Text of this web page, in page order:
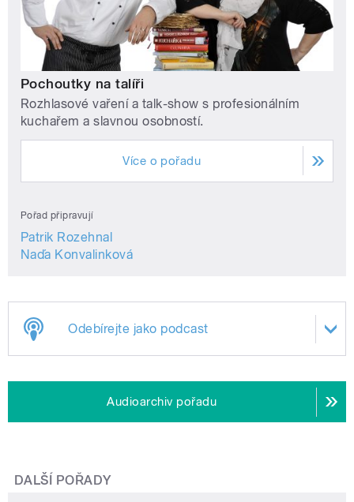
Pochoutky na talíři
Rozhlasové vaření a talk-show s profesionálním
kuchařem a slavnou osobností.
Více o pořadu
Pořad připravují
Patrik Rozehnal
Naďa Konvalinková
Odebírejte jako podcast
Audioarchiv pořadu
DALŠÍ POŘADY